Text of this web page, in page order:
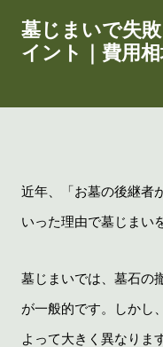
墓じまいで失
イント｜費用
近年、「お墓の後継者
いった理由で墓じまい
墓じまいでは、墓石の
が一般的です。しかし
よって大きく異なりま